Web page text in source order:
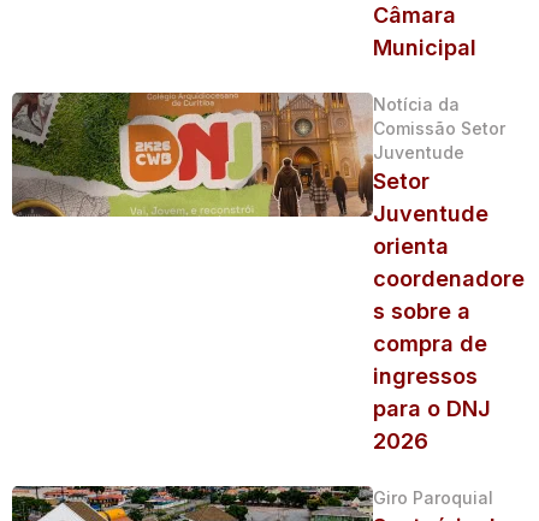
Câmara
Municipal
Notícia da
Comissão Setor
Juventude
Setor
Juventude
orienta
coordenadore
s sobre a
compra de
ingressos
para o DNJ
2026
Giro Paroquial